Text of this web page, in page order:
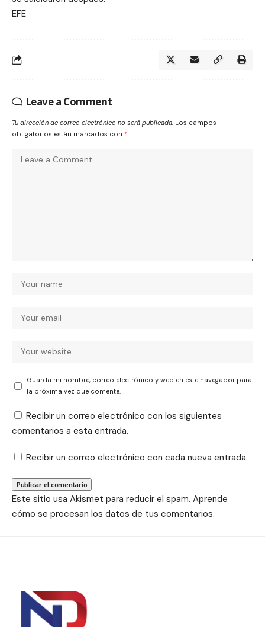
EFE
Leave a Comment
Tu dirección de correo electrónico no será publicada. Los campos
obligatorios están marcados con *
Guarda mi nombre, correo electrónico y web en este navegador para
la próxima vez que comente.
Recibir un correo electrónico con los siguientes
comentarios a esta entrada.
Recibir un correo electrónico con cada nueva entrada.
Este sitio usa Akismet para reducir el spam. Aprende
cómo se procesan los datos de tus comentarios.